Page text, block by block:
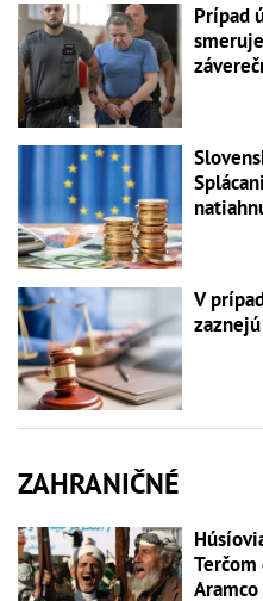
Prípad
V
ZAHRANIČNÉ
Aramco